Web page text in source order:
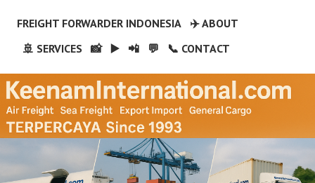
FREIGHT FORWARDER INDONESIA
✈️ ABOUT
🚢 SERVICES
📸 ▶️ 📲 💬 📞 CONTACT